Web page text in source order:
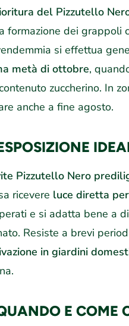
del Pizzutello
formazione dei grappoli
si effettua
metà di ottobre,
zuccherino. In
anche a fine agosto.
Pizzutello Nero
ricevere luce diretta
e si adatta bene a
Resiste a brevi
in giardini
E COME